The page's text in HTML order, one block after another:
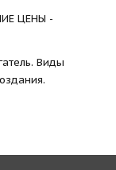
ЦЕНЫ -
Виды